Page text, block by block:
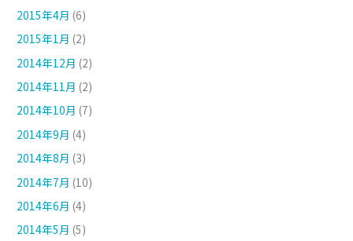
2015年4月 (6)
2015年1月 (2)
2014年12月 (2)
2014年11月 (2)
2014年10月 (7)
2014年9月 (4)
2014年8月 (3)
2014年7月 (10)
2014年6月 (4)
2014年5月 (5)